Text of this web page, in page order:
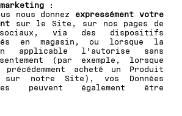
:
nous donnez expressément votre
sur le Site, sur nos pages de
sociaux, via des dispositifs
en magasin, ou lorsque la
applicable l’autorise sans
(par exemple, lorsque
précédemment acheté un Produit
notre Site), vos Données
peuvent également être